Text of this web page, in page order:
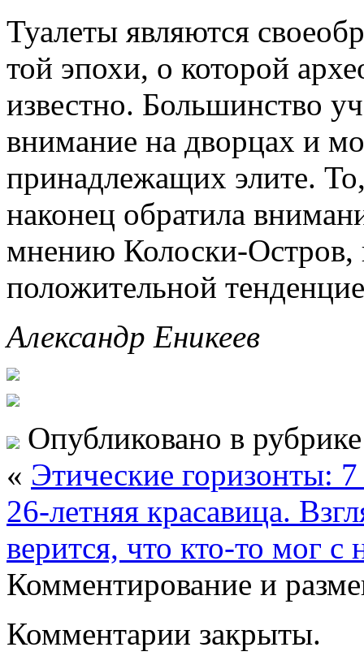
Туалеты являются
той эпохи, о которой
известно. Большинство
внимание на дворцах и
принадлежащих элите.
наконец обратила
мнению Колоски-Остров,
положительной
Александр Еникеев
Опубликовано в
« Этические горизонты:
26-летняя красавица.
верится, что кто-то мог с
Комментирование и
Комментарии закрыты.